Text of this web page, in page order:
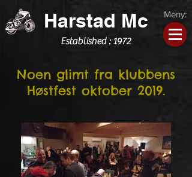
Harstad Mc
Established : 1972
Meny:
Noen glimt fra klubbens
Høstfest oktober 2019.